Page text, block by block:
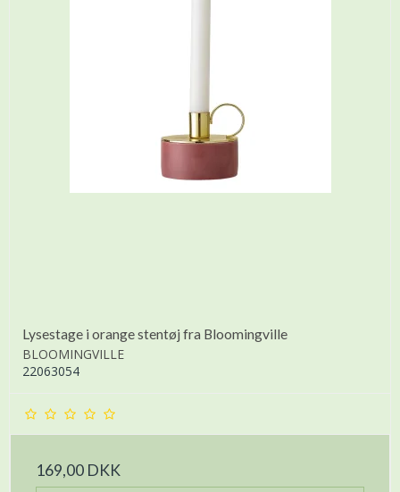
Lysestage i orange stentøj fra Bloomingville
BLOOMINGVILLE
22063054
169,00 DKK